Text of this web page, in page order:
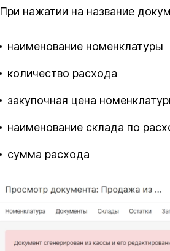
При нажатии на название
наименование номенклатуры
количество расхода
закупочная цена
наименование склада по
сумма расхода